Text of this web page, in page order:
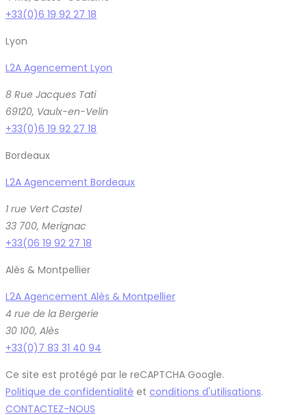
+33(0)6 19 92 27 18
Lyon
L2A Agencement Lyon
8 Rue Jacques Tati
69120, Vaulx-en-Velin
+33(0)6 19 92 27 18
Bordeaux
L2A Agencement Bordeaux
1 rue Vert Castel
33 700, Merignac
+33(06 19 92 27 18
Alès & Montpellier
L2A Agencement Alès & Montpellier
4 rue de la Bergerie
30 100, Alès
+33(0)7 83 31 40 94
Ce site est protégé par le reCAPTCHA Google.
Politique de confidentialité et conditions d'utilisations.
CONTACTEZ-NOUS